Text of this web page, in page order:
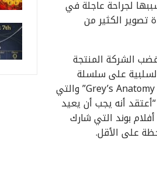
لجراحة عاجلة في
تصوير الكثير من
الشركة المنتجة
على سلسلة
الأفلام التي كانت سببا في شهرته ومن ضمن هؤلاء الممثلة إلين بومبيو بطلة مسلسل ” Grey’s Anatomy” والتي
أنه يجب أن يعيد
بوند التي شارك
على الأقل.